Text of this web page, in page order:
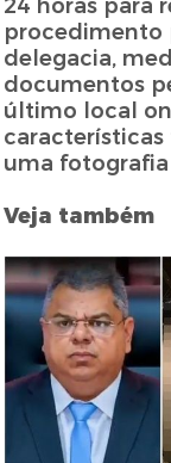
24 horas para
procedimento
delegacia,
documentos
último local
características
uma
Veja também